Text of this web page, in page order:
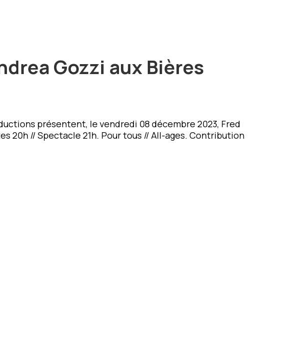
Gozzi aux Bières
présentent, le vendredi 08 décembre 2023, Fred
20h // Spectacle 21h. Pour tous // All-ages. Contribution